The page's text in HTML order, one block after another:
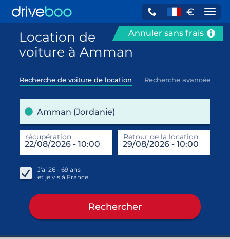
€
Annuler sans frais
Location de
voiture à Amman
Recherche de voiture de location Recherche avancée
Amman (Jordanie)
récupération Retour de la location
J'ai 26 - 69 ans
et je vis à France
Rechercher